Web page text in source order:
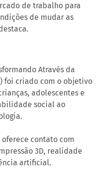
de trabalho para
de mudar as
Através da
foi criado com o objetivo
adolescentes e
social ao
contato com
3D, realidade
artificial.